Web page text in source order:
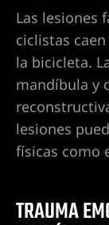
Las lesiones
ciclistas
la bicicleta.
mandíbula y
lesiones
físicas como
TRAUMA
Las
Las